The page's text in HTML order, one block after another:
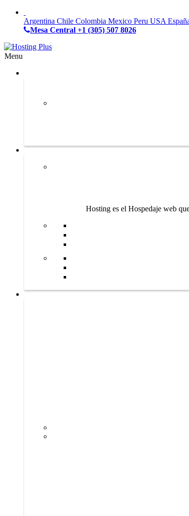
Argentina Chile Colombia Mexico Peru USA
Mesa Central +1 (305) 507 8026
Menu
Hosting es el Hospedaje web